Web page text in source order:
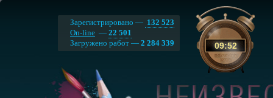
09:52
Зарегистрировано — 132 523
On-line — 22 501
Загружено работ — 2 284 339